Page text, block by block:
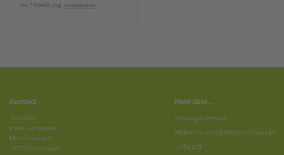
inkl. 7 % MwSt. zzgl. Versandkosten
Kontakt
Teecultur
Irene Leinmueller
Marktstrasse 11
74172 Neckarsulm
Mehr über...
Zahlung & Versand
Widerrufsrecht & Widerrufsformular
Lieferzeit